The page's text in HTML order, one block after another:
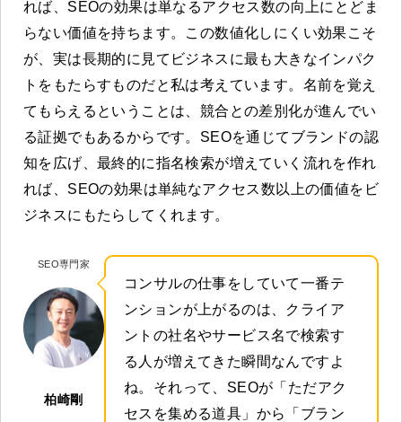
れば、SEOの効果は単なるアクセス数の向上にとどま
らない価値を持ちます。この数値化しにくい効果こそ
が、実は長期的に見てビジネスに最も大きなインパク
トをもたらすものだと私は考えています。名前を覚え
てもらえるということは、競合との差別化が進んでい
る証拠でもあるからです。SEOを通じてブランドの認
知を広げ、最終的に指名検索が増えていく流れを作れ
れば、SEOの効果は単純なアクセス数以上の価値をビ
ジネスにもたらしてくれます。
SEO専門家
柏崎剛
コンサルの仕事をしていて一番テ
ンションが上がるのは、クライア
ントの社名やサービス名で検索す
る人が増えてきた瞬間なんですよ
ね。それって、SEOが「ただアク
セスを集める道具」から「ブラン